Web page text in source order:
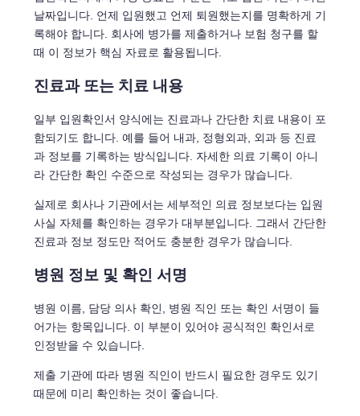
날짜입니다. 언제 입원했고 언제 퇴원했는지를 명확하게 기
록해야 합니다. 회사에 병가를 제출하거나 보험 청구를 할
때 이 정보가 핵심 자료로 활용됩니다.
진료과 또는 치료 내용
일부 입원확인서 양식에는 진료과나 간단한 치료 내용이 포
함되기도 합니다. 예를 들어 내과, 정형외과, 외과 등 진료
과 정보를 기록하는 방식입니다. 자세한 의료 기록이 아니
라 간단한 확인 수준으로 작성되는 경우가 많습니다.
실제로 회사나 기관에서는 세부적인 의료 정보보다는 입원
사실 자체를 확인하는 경우가 대부분입니다. 그래서 간단한
진료과 정보 정도만 적어도 충분한 경우가 많습니다.
병원 정보 및 확인 서명
병원 이름, 담당 의사 확인, 병원 직인 또는 확인 서명이 들
어가는 항목입니다. 이 부분이 있어야 공식적인 확인서로
인정받을 수 있습니다.
제출 기관에 따라 병원 직인이 반드시 필요한 경우도 있기
때문에 미리 확인하는 것이 좋습니다.